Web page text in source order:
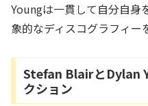
Youngは一貫して自分自身
象的なディスコグラフィー
Stefan BlairとDylan
クション